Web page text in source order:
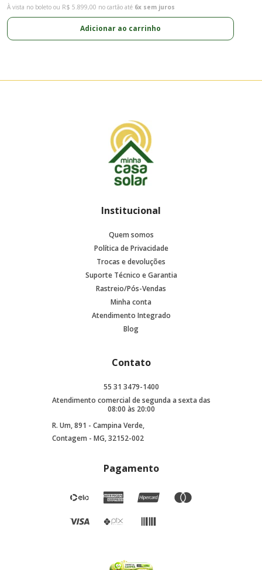
À vista no boleto ou R$ 5.899,00 no cartão até 6x sem juros
Adicionar ao carrinho
Institucional
Quem somos
Política de Privacidade
Trocas e devoluções
Suporte Técnico e Garantia
Rastreio/Pós-Vendas
Minha conta
Atendimento Integrado
Blog
Contato
55 31 3479-1400
Atendimento comercial de segunda a sexta das
08:00 às 20:00
R. Um, 891 - Campina Verde,
Contagem - MG, 32152-002
Pagamento